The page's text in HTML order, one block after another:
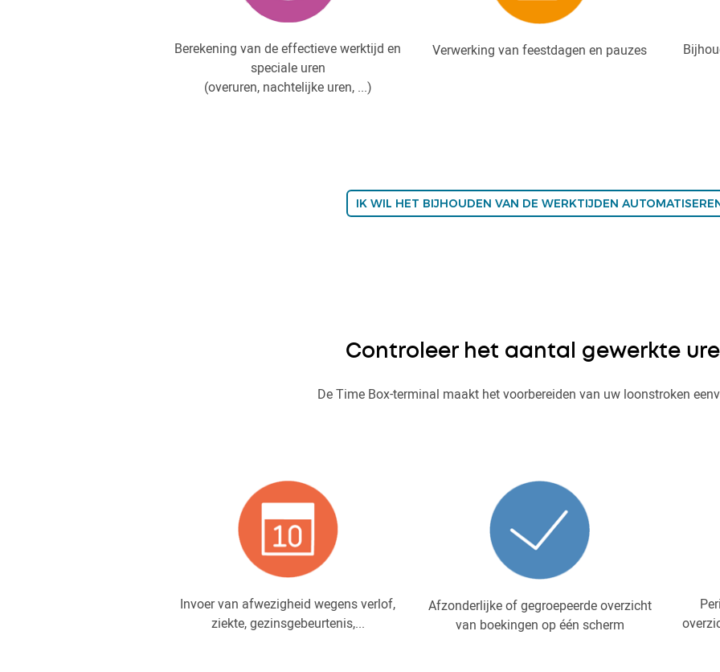
Berekening van de effectieve werktijd en
speciale uren
(overuren, nachtelijke uren, ...)
Verwerking van feestdagen en pauzes
IK WIL HET BIJHOUDEN VAN DE WERKTIJDEN
Controleer het aantal gewerkte
De Time Box-terminal maakt het voorbereiden van uw loonstroken
Invoer van afwezigheid wegens verlof,
ziekte, gezinsgebeurtenis,...
Afzonderlijke of gegroepeerde overzicht
van boekingen op één scherm